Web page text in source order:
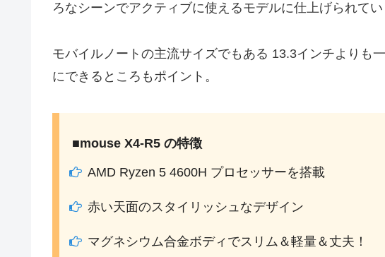
ろなシーンでアクティブに使えるモデルに仕上げられてい
モバイルノートの主流サイズでもある 13.3インチよりも
にできるところもポイント。
■mouse X4-R5 の特徴
AMD Ryzen 5 4600H プロセッサーを搭載
赤い天面のスタイリッシュなデザイン
マグネシウム合金ボディでスリム＆軽量＆丈夫！